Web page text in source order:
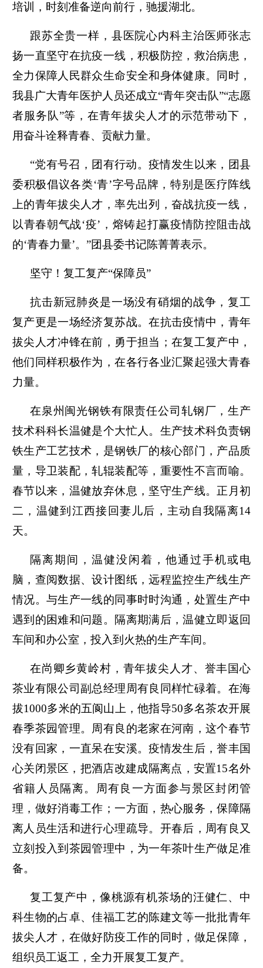
培训，时刻准备逆向前行，驰援湖北。
跟苏全贵一样，县医院心内科主治医师张志
扬一直坚守在抗疫一线，积极防控，救治病患，
全力保障人民群众生命安全和身体健康。同时，
我县广大青年医护人员还成立“青年突击队”“志愿
者服务队”等，在青年拔尖人才的示范带动下，
用奋斗诠释青春、贡献力量。
“党有号召，团有行动。疫情发生以来，团县
委积极倡议各类‘青’字号品牌，特别是医疗阵线
上的青年拔尖人才，率先出列，奋战抗疫一线，
以青春朝气战‘疫’，熔铸起打赢疫情防控阻击战
的‘青春力量’。”团县委书记陈菁菁表示。
坚守！复工复产“保障员”
抗击新冠肺炎是一场没有硝烟的战争，复工
复产更是一场经济复苏战。在抗击疫情中，青年
拔尖人才冲锋在前，勇于担当；在复工复产中，
他们同样积极作为，在各行各业汇聚起强大青春
力量。
在泉州闽光钢铁有限责任公司轧钢厂，生产
技术科科长温健是个大忙人。生产技术科负责钢
铁生产工艺技术，是钢铁厂的核心部门，产品质
量，导卫装配，轧辊装配等，重要性不言而喻。
春节以来，温健放弃休息，坚守生产线。正月初
二，温健到江西接回妻儿后，主动自我隔离14
天。
隔离期间，温健没闲着，他通过手机或电
脑，查阅数据、设计图纸，远程监控生产线生产
情况。与生产一线的同事时时沟通，处置生产中
遇到的困难和问题。隔离期满后，温健立即返回
车间和办公室，投入到火热的生产车间。
在尚卿乡黄岭村，青年拔尖人才、誉丰国心
茶业有限公司副总经理周有良同样忙碌着。在海
拔1000多米的五阆山上，他指导50多名茶农开展
春季茶园管理。周有良的老家在河南，这个春节
没有回家，一直呆在安溪。疫情发生后，誉丰国
心关闭景区，把酒店改建成隔离点，安置15名外
省籍人员隔离。周有良一方面参与景区封闭管
理，做好消毒工作；一方面，热心服务，保障隔
离人员生活和进行心理疏导。开春后，周有良又
立刻投入到茶园管理中，为一年茶叶生产做足准
备。
复工复产中，像桃源有机茶场的汪健仁、中
科生物的占卓、佳福工艺的陈建文等一批批青年
拔尖人才，在做好防疫工作的同时，做足保障，
组织员工返工，全力开展复工复产。